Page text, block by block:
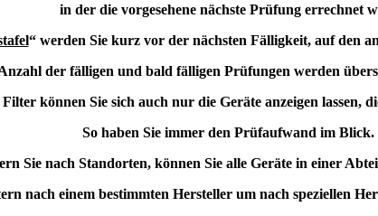
in der die vorgesehene nächste Prüfung errechnet
“ werden Sie kurz vor der nächsten Fälligkeit, auf den
der fälligen und bald fälligen Prüfungen werden
können Sie sich auch nur die Geräte anzeigen lassen,
So haben Sie immer den Prüfaufwand im Blick.
Sie nach Standorten, können Sie alle Geräte in einer
nach einem bestimmten Hersteller um nach speziellen